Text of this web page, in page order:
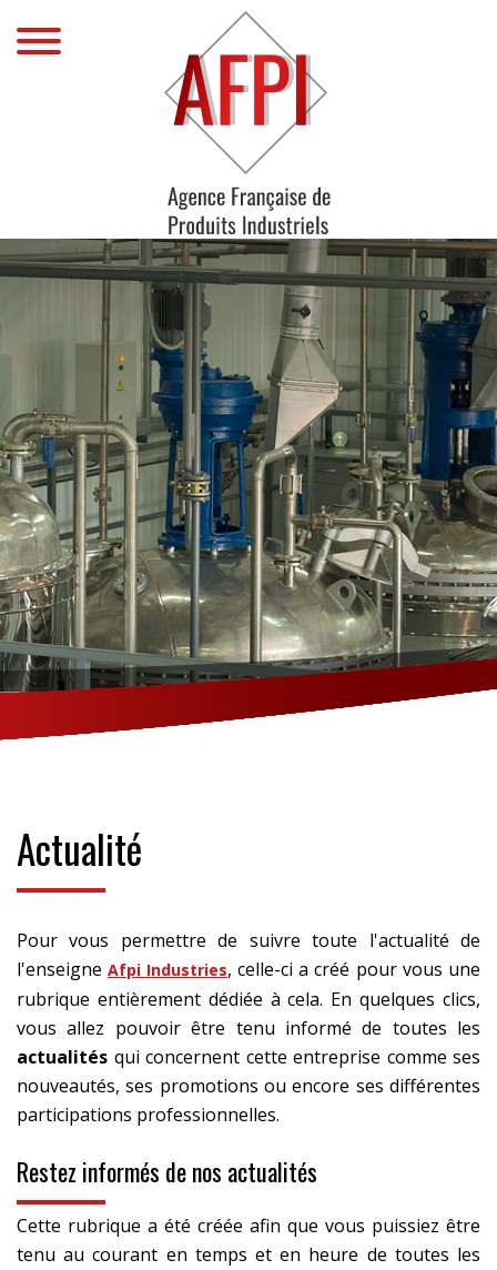
Actualité
Pour vous permettre de suivre toute l'actualité de
l'enseigne Afpi Industries, celle-ci a créé pour vous une
rubrique entièrement dédiée à cela. En quelques clics,
vous allez pouvoir être tenu informé de toutes les
actualités qui concernent cette entreprise comme ses
nouveautés, ses promotions ou encore ses différentes
participations professionnelles.
Restez informés de nos actualités
Cette rubrique a été créée afin que vous puissiez être
tenu au courant en temps et en heure de toutes les